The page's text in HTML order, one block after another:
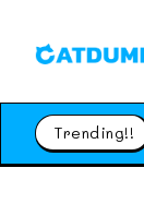
Trending!!